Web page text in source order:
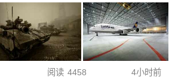
阅读 4458 4小时前